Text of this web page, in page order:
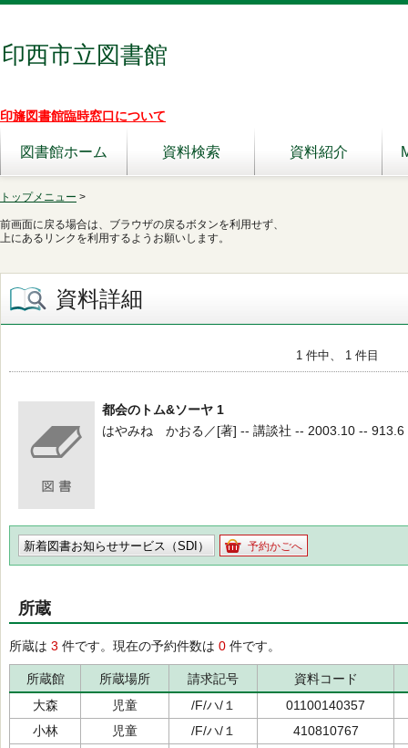
印西市立図書館
印旛図書館臨時窓口について
図書館ホーム 資料検索 資料紹介
トップメニュー >
前画面に戻る場合は、ブラウザの戻るボタンを利用せず、
上にあるリンクを利用するようお願いします。
資料詳細
1 件中、 1 件目
都会のトム&ソーヤ 1
はやみね かおる／[著] -- 講談社 -- 2003.10 -- 913.6
新着図書お知らせサービス（SDI） 予約かごへ
所蔵
所蔵は 3 件です。現在の予約件数は 0 件です。
所蔵館 所蔵場所 請求記号
資料コード
大森
児童 /F/ハ/１
01100140357
小林
児童 /F/ハ/１
410810767